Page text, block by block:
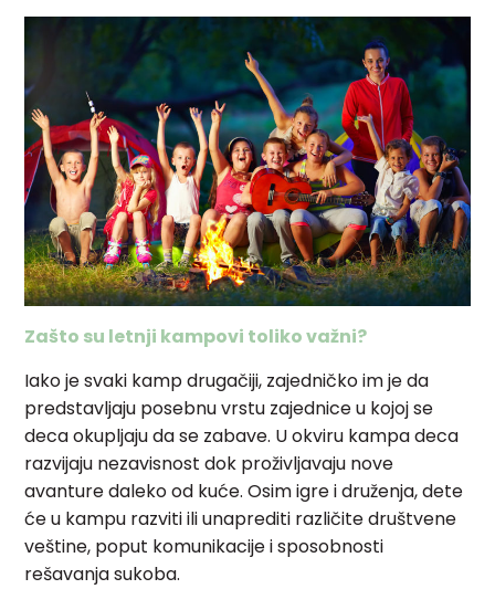
Zašto su letnji kampovi toliko važni?
Iako je svaki kamp drugačiji, zajedničko im je da
predstavljaju posebnu vrstu zajednice u kojoj se
deca okupljaju da se zabave. U okviru kampa deca
razvijaju nezavisnost dok proživljavaju nove
avanture daleko od kuće. Osim igre i druženja, dete
će u kampu razviti ili unaprediti različite društvene
veštine, poput komunikacije i sposobnosti
rešavanja sukoba.